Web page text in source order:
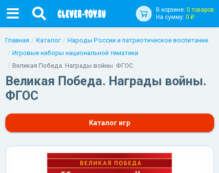
В корзине: 0 товаров
На сумму: 0 ₽
Главная Каталог
Народы России и патриотическое воспитание
Игровые наборы национальной тематики
Великая Победа. Награды войны. ФГОС
Великая Победа. Награды войны.
ФГОС
Каталог игр